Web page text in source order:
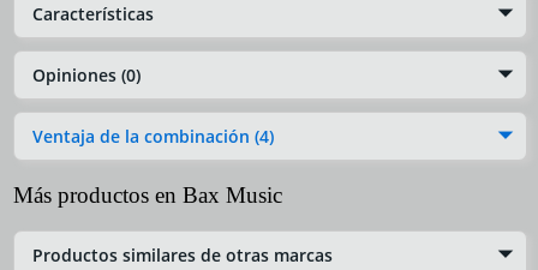
Características
Opiniones (0)
Ventaja de la combinación (4)
Más productos en Bax Music
Productos similares de otras marcas